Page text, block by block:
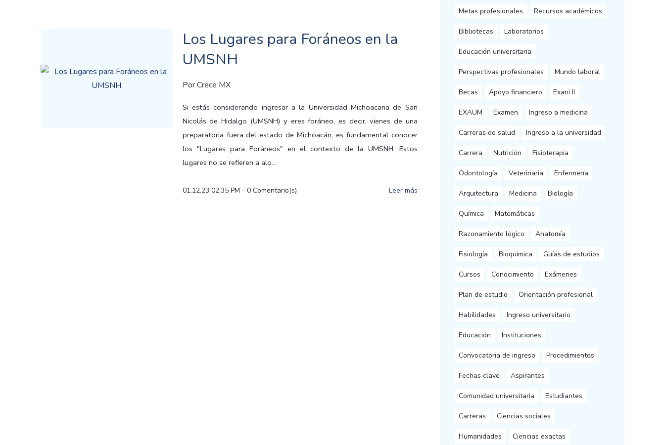
Los Lugares para Foráneos en la
UMSNH
PorCrece MX
Si estás considerando ingresar a la Universidad Michoacana de San
Nicolás de Hidalgo (UMSNH) y eres foráneo, es decir, vienes de una
preparatoria fuera del estado de Michoacán, es fundamental conocer
los "Lugares para Foráneos" en el contexto de la UMSNH. Estos
lugares no se refieren a alo...
01.12.23 02:35 PM - 0Comentario(s) Leer más
Metas profesionales Recursos académicos
Bibliotecas Laboratorios
Educación universitaria
Perspectivas profesionales Mundo laboral
Becas Apoyo financiero Exani II
EXAUM Examen Ingreso a medicina
Carreras de salud Ingreso a la universidad
Carrera Nutrición Fisioterapia
Odontología Veterinaria Enfermería
Arquitectura Medicina Biología
Química Matemáticas
Razonamiento lógico Anatomía
Fisiología Bioquímica Guías de estudios
Cursos Conocimiento Exámenes
Plan de estudio Orientación profesional
Habilidades Ingreso universitario
Educación Instituciones
Convocatoria de ingreso Procedimientos
Fechas clave Aspirantes
Comunidad universitaria Estudiantes
Carreras Ciencias sociales
Humanidades Ciencias exactas